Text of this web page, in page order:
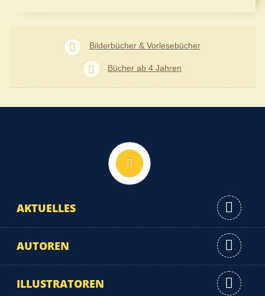
Bilderbücher & Vorlesebücher
Bücher ab 4 Jahren
AKTUELLES
AUTOREN
ILLUSTRATOREN